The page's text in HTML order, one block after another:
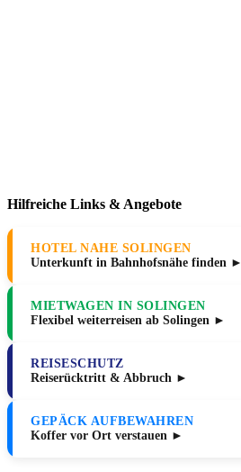
Hilfreiche Links & Angebote
HOTEL NAHE SOLINGEN
Unterkunft in Bahnhofsnähe finden ►
MIETWAGEN IN SOLINGEN
Flexibel weiterreisen ab Solingen ►
REISESCHUTZ
Reiserücktritt & Abbruch ►
GEPÄCK AUFBEWAHREN
Koffer vor Ort verstauen ►